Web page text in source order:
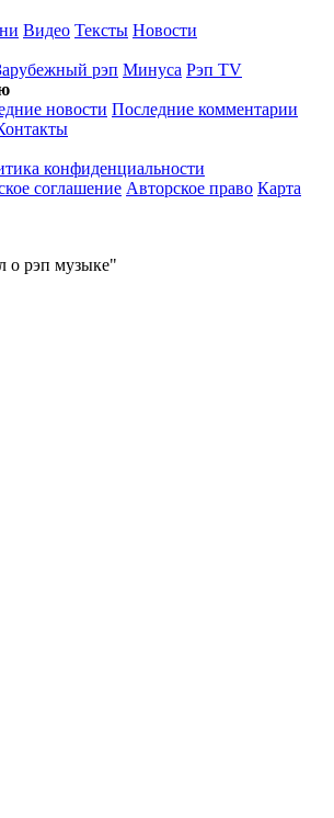
Видео Тексты Новости
рэп Минуса Рэп TV
новости Последние комментарии
конфиденциальности
соглашение Авторское право Карта
о рэп музыке"